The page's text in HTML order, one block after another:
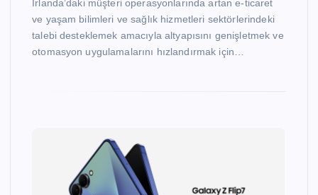
İrlanda’daki müşteri operasyonlarında artan e-ticaret
ve yaşam bilimleri ve sağlık hizmetleri sektörlerindeki
talebi desteklemek amacıyla altyapısını genişletmek ve
otomasyon uygulamalarını hızlandırmak için…